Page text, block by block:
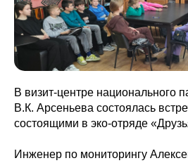
В визит-центре национального
В.К. Арсеньева состоялась
состоящими в эко-отряде
Инженер по мониторингу